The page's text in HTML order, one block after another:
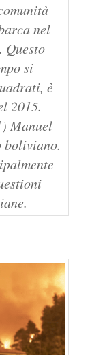
nel
Questo
si
è
2015.
Manuel
boliviano.